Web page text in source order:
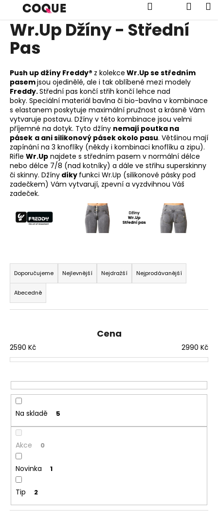
obsah
Hledat
Wr.Up Džíny - Střední
Pas
Push up džíny Freddy® z kolekce Wr.Up se středním
pasemjsou ojedinělé, ale i tak oblíbené mezi modely
Freddy.Střední pas končí střih končí lehce nad
boky. Speciální materiál bavlna či bio-bavlna v kombinace
s elastanem poskytuje maximální pružnost a krásně Vám
vytvaruje postavu. Džíny v této kombinace jsou velmi
příjemné na dotyk. Tyto džíny nemají poutka na
pásek a ani silikonový pásek okolo pasu. Většinou mají
zapínání na 3 knoflíky (někdy i kombinaci knoflíku a zipu).
Rifle Wr.Up najdete s středním pasem v normální délce
nebo délce 7/8 (nad kotníky) a dále ve střihu superskinny
či skinny. Džíny díky funkci Wr.Up (silikonové pásky pod
zadečkem) Vám vytvarují, zpevní a vyzdvihnou Váš
zadeček.
Ř
a
z
e
n
r
o
u
k
ů
Doporučujeme Nejlevnější Nejdražší Nejprodávanější
Abecedně
Cena
2590 Kč 2990 Kč
Na skladě 5
Akce 0
Novinka 1
Tip 2
Zpět
Zpět
C
o
p
o
t
ř
e
b
u
j
e
t
n
t
?
HLEDAT
o
p
o
u
u
m